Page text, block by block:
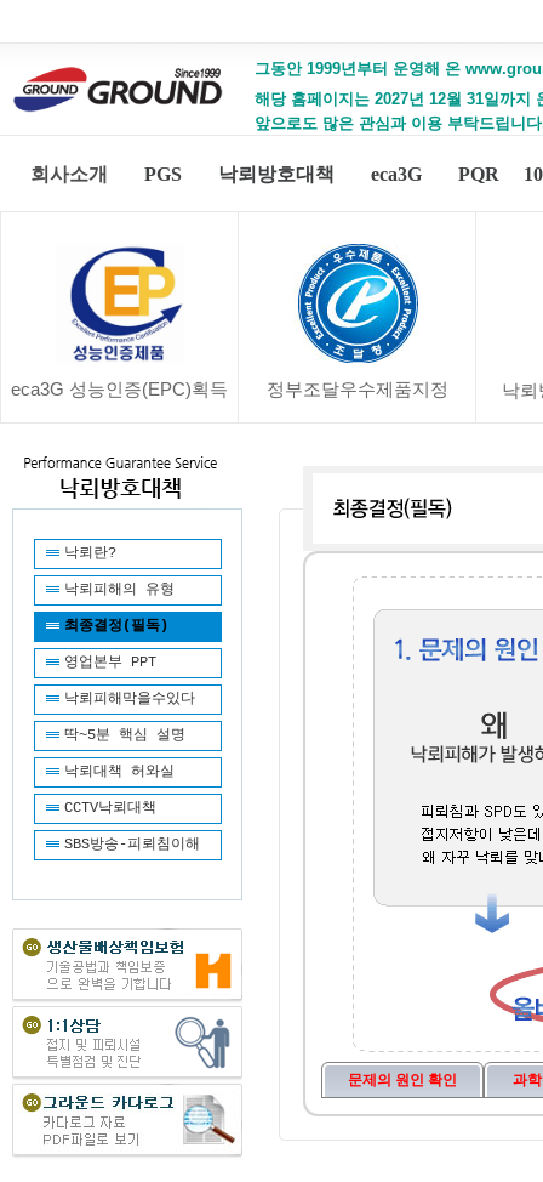
그동안 1999년부터 운영해 온
해당 홈페이지는 2027년 12월 31일까
앞으로도 많은 관심과 이용 부탁드립니
회사소개 PGS 낙뢰방호대책 eca3G PQR
eca3G 성능인증(EPC)획득 정부조달우수제품지정 낙뢰
낙뢰란?
낙뢰피해의 유형
최종결정(필독)
영업본부 PPT
낙뢰피해막을수있다
딱~5분 핵심 설명
낙뢰대책 허와실
CCTV낙뢰대책
SBS방송-피뢰침이해
문제의 원인 확인 과